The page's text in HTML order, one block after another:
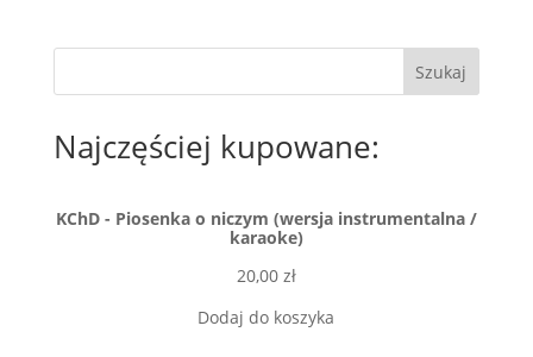
Szukaj
Najczęściej kupowane:
KChD - Piosenka o niczym (wersja instrumentalna /
karaoke)
20,00 zł
Dodaj do koszyka